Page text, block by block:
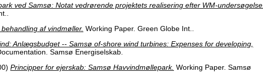
ved Samsø: Notat vedrørende projektets realisering efter WM-undersøgelse.
af vindmøller. Working Paper. Green Globe Int..
Anlægsbudget -- Samsø of-shore wind turbines: Expenses for developing,
Samsø Energiselskab.
Principper for ejerskab: Samsø Havvindmøllepark. Working Paper. Samsø